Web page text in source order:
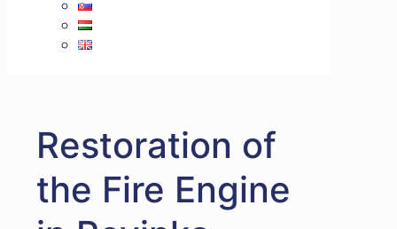
Restoration of
the Fire Engine